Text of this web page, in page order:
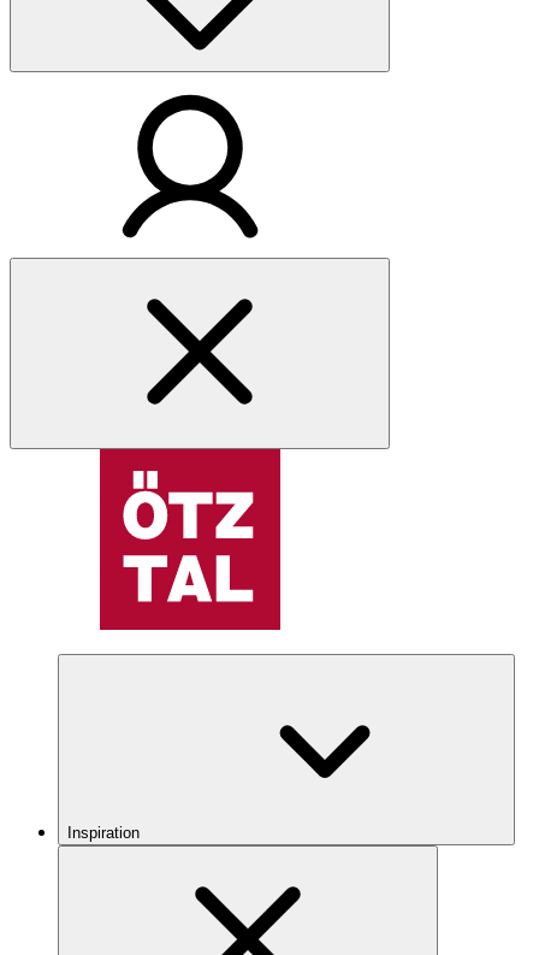
Inspiration